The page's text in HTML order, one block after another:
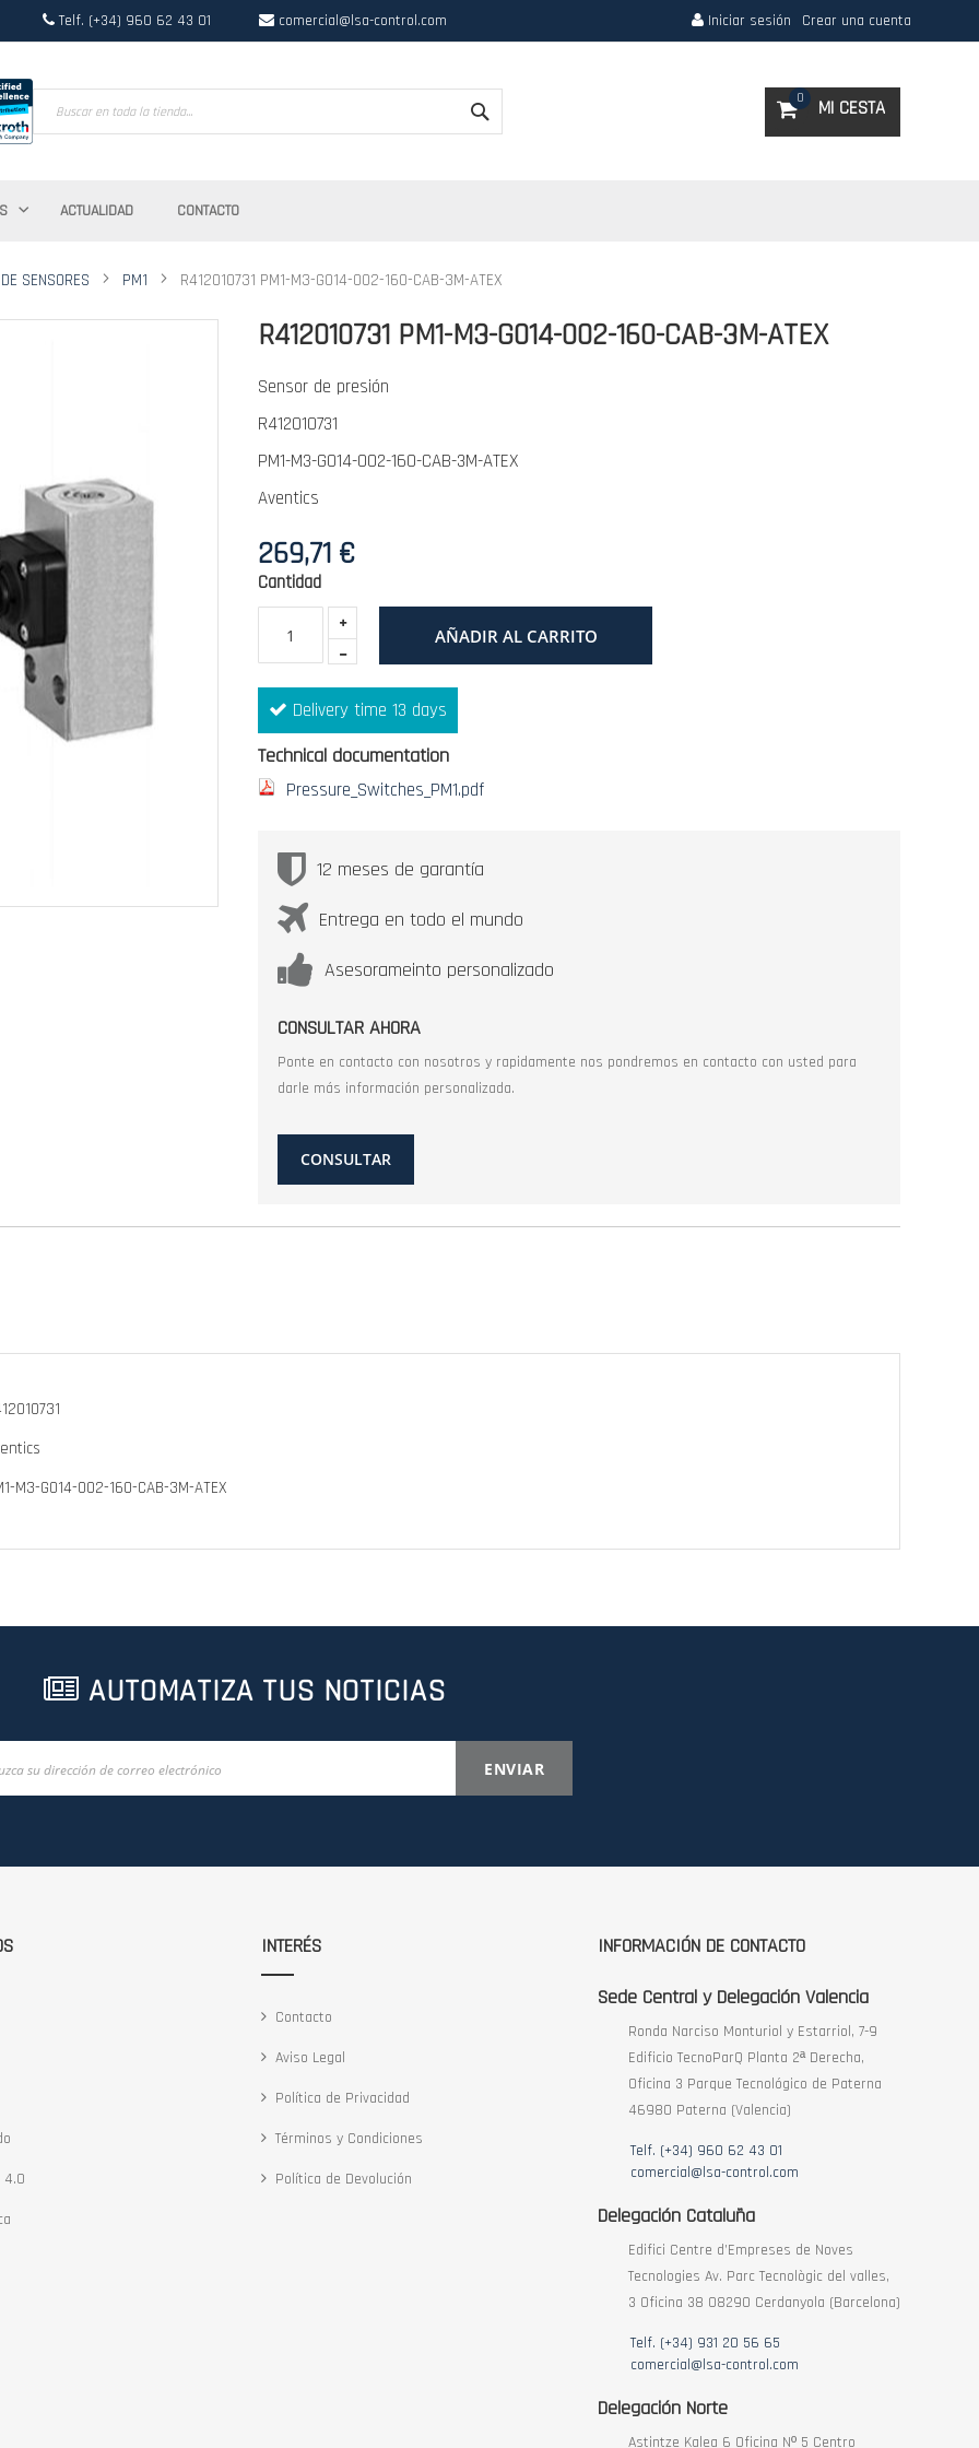
Telf. (+34) 960 62 43 01 comercial@lsa-control.com Iniciar sesión Crear una cuenta
MI CESTA
0
ACTUALIDAD CONTACTO
SENSORES PM1 R412010731 PM1-M3-G014-002-160-CAB-3M-ATEX
R412010731 PM1-M3-G014-002-160-CAB-3M-ATEX
Sensor de presión
R412010731
PM1-M3-G014-002-160-CAB-3M-ATEX
Aventics
269,71 €
Cantidad
AÑADIR AL CARRITO
Delivery time 13 days
Technical documentation
Pressure_Switches_PM1.pdf
12 meses de garantía
Entrega en todo el mundo
Asesorameinto personalizado
CONSULTAR AHORA
Ponte en contacto con nosotros y rapidamente nos pondremos en contacto con usted para
darle más información personalizada.
CONSULTAR
M3-G014-002-160-CAB-3M-ATEX
AUTOMATIZA TUS NOTICIAS
ENVIAR
4.0
INTERÉS
Contacto
Aviso Legal
Política de Privacidad
Términos y Condiciones
Política de Devolución
INFORMACIÓN DE CONTACTO
Sede Central y Delegación Valencia
Ronda Narciso Monturiol y Estarriol, 7-9
Edificio TecnoParQ Planta 2ª Derecha,
Oficina 3 Parque Tecnológico de Paterna
46980 Paterna (Valencia)
Telf. (+34) 960 62 43 01
comercial@lsa-control.com
Delegación Cataluña
Edifici Centre d’Empreses de Noves
Tecnologies Av. Parc Tecnològic del valles,
3 Oficina 38 08290 Cerdanyola (Barcelona)
Telf. (+34) 931 20 56 65
comercial@lsa-control.com
Delegación Norte
Astintze Kalea 6 Oficina Nº 5 Centro